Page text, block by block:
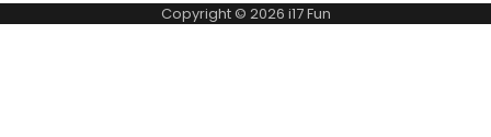
Copyright © 2026 i17 Fun